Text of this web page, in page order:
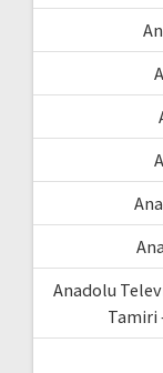
Anadolu
Tamiri